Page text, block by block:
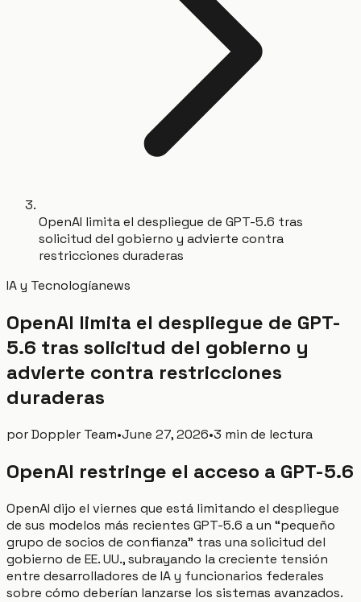
OpenAI limita el despliegue de GPT-5.6 tras
solicitud del gobierno y advierte contra
restricciones duraderas
IA y Tecnologíanews
OpenAI limita el despliegue de GPT-
5.6 tras solicitud del gobierno y
advierte contra restricciones
duraderas
porDoppler Team•June 27, 2026•3 min de lectura
OpenAI restringe el acceso a GPT-5.6
OpenAI dijo el viernes que está limitando el despliegue
de sus modelos más recientes GPT-5.6 a un “pequeño
grupo de socios de confianza” tras una solicitud del
gobierno de EE. UU., subrayando la creciente tensión
entre desarrolladores de IA y funcionarios federales
sobre cómo deberían lanzarse los sistemas avanzados.